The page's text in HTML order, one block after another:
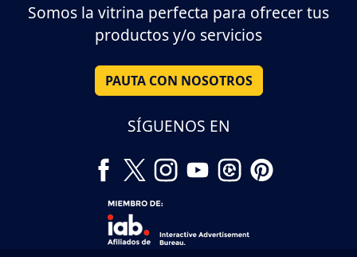
Somos la vitrina perfecta para ofrecer tus
productos y/o servicios
PAUTA CON NOSOTROS
SÍGUENOS EN